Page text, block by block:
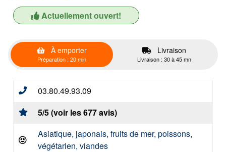
Actuellement ouvert!
À emporter
Préparation : 20 min
Livraison
Livraison : 30 à 45 mn
03.80.49.93.09
5/5 (voir les 677 avis)
Asiatique, japonais, fruits de mer, poissons,
végétarien, viandes